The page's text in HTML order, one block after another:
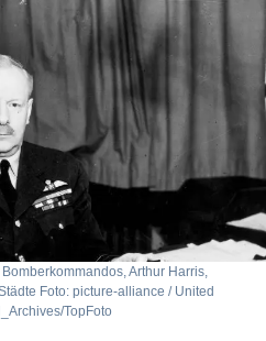
Arthur Harris,
Foto: picture-alliance / United
TopFoto